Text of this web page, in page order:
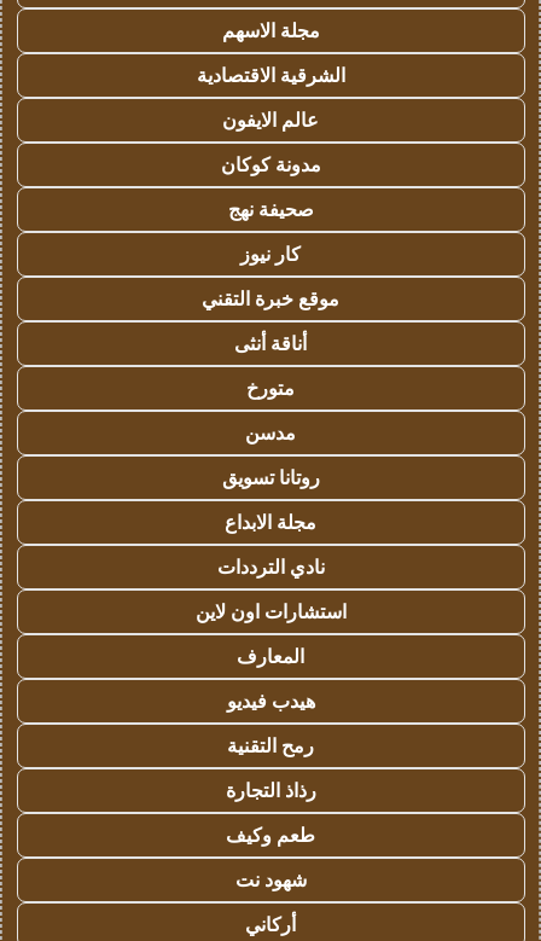
مجلة الاسهم
الشرقية الاقتصادية
عالم الايفون
مدونة كوكان
صحيفة نهج
كار نيوز
موقع خبرة التقني
أناقة أنثى
متورخ
مدسن
روتانا تسويق
مجلة الابداع
نادي الترددات
استشارات اون لاين
المعارف
هيدب فيديو
رمح التقنية
رذاذ التجارة
طعم وكيف
شهود نت
أركاني